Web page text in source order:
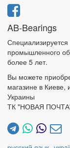
AB-Bearings
промышленного
более 5 лет.
Вы можете
магазине в Киеве,
Украины
ТК "НОВАЯ